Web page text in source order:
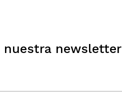
nuestra newsletter